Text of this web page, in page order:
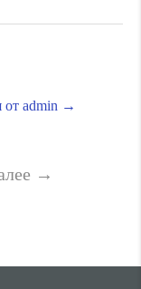
admin →
→